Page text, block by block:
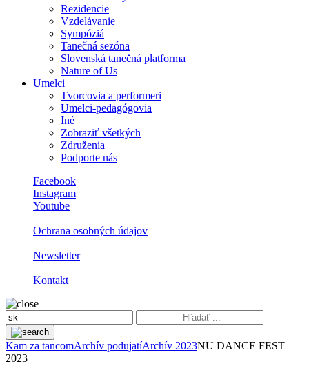
Rezidencie
Vzdelávanie
Sympóziá
Tanečná sezóna
Slovenská tanečná platforma
Nature of Us
Umelci
Tvorcovia a performeri
Umelci-pedagógovia
Iné
Zobraziť všetkých
Združenia
Podporte nás
Facebook
Instagram
Youtube
Ochrana osobných údajov
Newsletter
Kontakt
Kam za tancomArchív podujatíArchív 2023NU DANCE FEST
2023